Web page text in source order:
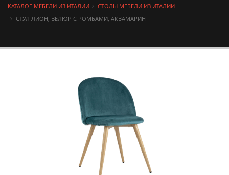
КАТАЛОГ МЕБЕЛИ ИЗ ИТАЛИИ
СТОЛЫ МЕБЕЛИ ИЗ ИТАЛИИ
СТУЛ ЛИОН, ВЕЛЮР С РОМБАМИ, АКВАМАРИН